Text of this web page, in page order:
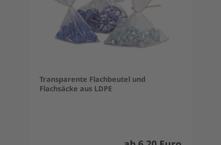
Transparente Flachbeutel und
Flachsäcke aus LDPE